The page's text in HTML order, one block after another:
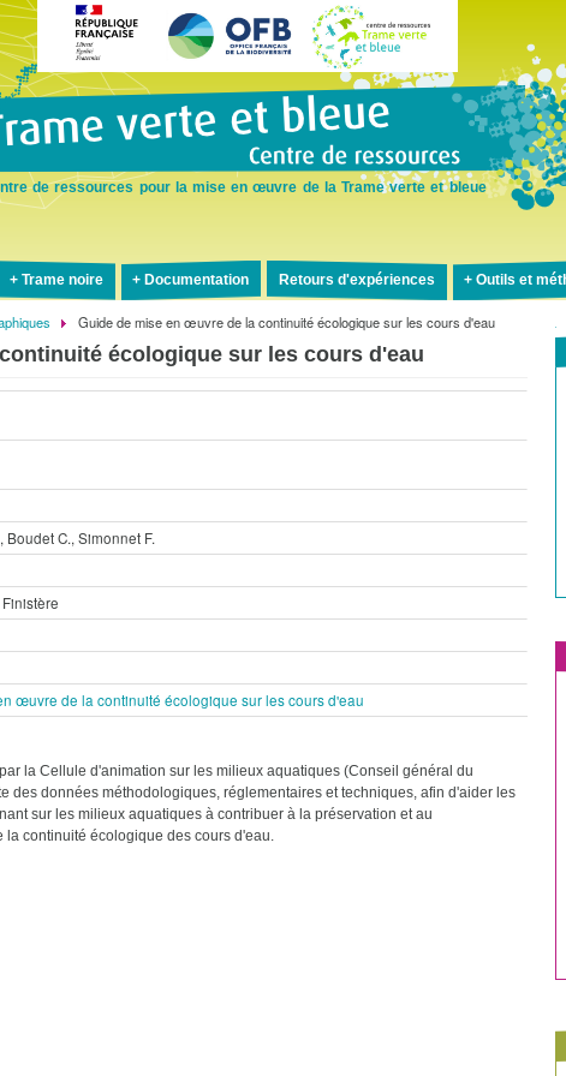
au
contenu
de ressources pour la mise en œuvre de la Trame verte et bleue
Trame noire Documentation Retours d'expériences Outils et
Guide de mise en œuvre de la continuité écologique sur les cours d'eau
écologique sur les cours d'eau
Boudet C., Simonnet F.
œuvre de la continuité écologique sur les cours d'eau
la Cellule d'animation sur les milieux aquatiques (Conseil général du
des données méthodologiques, réglementaires et techniques, afin d'aider les
sur les milieux aquatiques à contribuer à la préservation et au
la continuité écologique des cours d'eau.